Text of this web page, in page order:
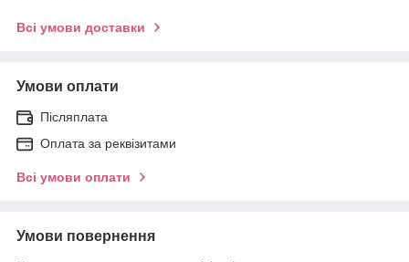
Всі умови доставки
Умови оплати
Післяплата
Оплата за реквізитами
Всі умови оплати
Умови повернення